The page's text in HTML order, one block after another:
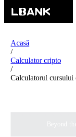
Acasă
/
Calculator cripto
/
Calculatorul
Beyond